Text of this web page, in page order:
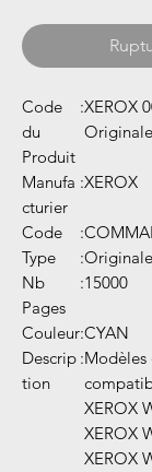
Code
du
Produit
:XEROX
Manufa
cturier
:XEROX
Code :
Type
:Originale
Nb
Pages
:15000
Couleur:CYAN
Descrip
tion
:
XEROX
XEROX
XEROX